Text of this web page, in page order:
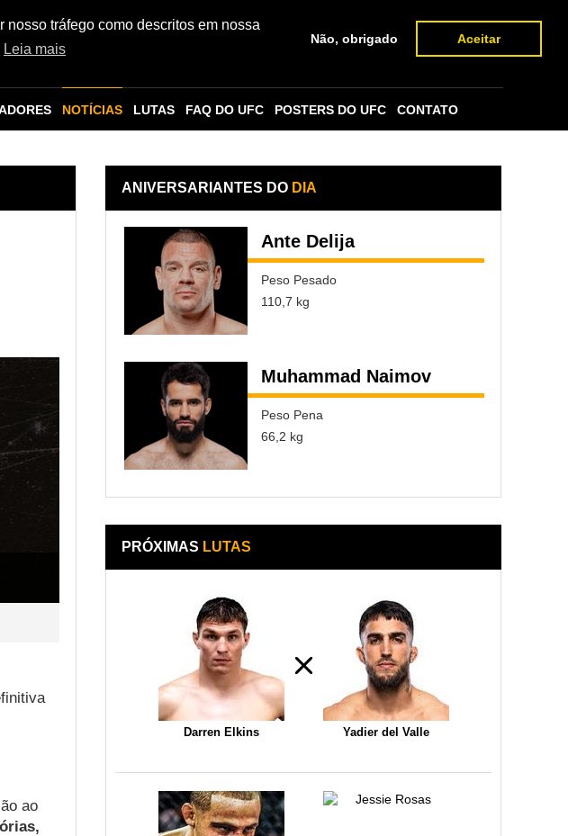
tráfego como descritos em nossa
Leia mais
Não, obrigado Aceitar
NOTÍCIAS LUTAS FAQ DO UFC POSTERS DO UFC CONTATO
ao
ANIVERSARIANTES DO DIA
Ante Delija
Peso Pesado
110,7 kg
Muhammad Naimov
Peso Pena
66,2 kg
PRÓXIMAS LUTAS
Darren Elkins Yadier del Valle